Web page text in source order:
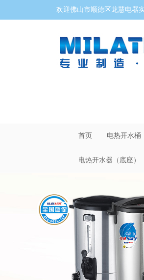
欢迎佛山市顺德区龙慧电器
首页 电热开水桶
电热开水器（底座）